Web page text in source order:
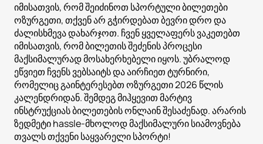
იმისათვის, რომ შეიძინოთ სპორტული ბილეთები
ოზურგეთი, თქვენ არ გჭირდებათ ბევრი დრო და
ძალისხმევა დახარჯოთ. ჩვენ ყველაფერს ვაკეთებთ
იმისათვის, რომ ბილეთის შეძენის პროცესი
მაქსიმალურად მოსახერხებელი იყოს. უბრალოდ
ეწვიეთ ჩვენს ვებსაიტს და აირჩიეთ ტურნირი,
რომელიც გაინტერესებთ ოზურგეთი 2026 წლის
კალენდრიდან. შემდეგ მიჰყევით მარტივ
ინსტრუქციას ბილეთების ონლაინ შესაძენად. არარის
ზედმეტი hassle-მხოლოდ მაქსიმალური სიამოვნება
თვალს თქვენი საყვარელი სპორტი!